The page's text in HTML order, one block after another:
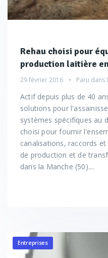
Rehau choisi pour
production laitière
29 février 2016 Paru dans
Actif depuis plus de 40
solutions pour
systèmes spécifiques au
choisi pour fournir
canalisations, raccords
de production et de
dans la Manche (50)....
Entreprises